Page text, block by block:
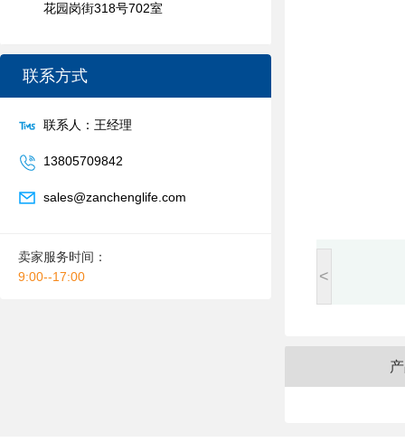
花园岗街318号702室
联系方式
联系人：王经理
13805709842
sales@zanchenglife.com
卖家服务时间：
9:00--17:00
<